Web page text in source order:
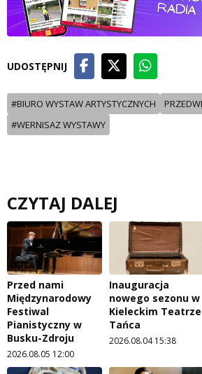
UDOSTĘPNIJ
#BIURO WYSTAW ARTYSTYCZNYCH
#WERNISAZ WYSTAWY
CZYTAJ DALEJ
Przed nami
Międzynarodowy
Festiwal
Pianistyczny w
Busku-Zdroju
2026.08.05 12:00
Inauguracja
nowego sezonu w
Kieleckim Teatrze
Tańca
2026.08.04 15:38